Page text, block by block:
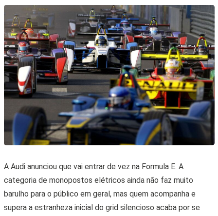
A Audi anunciou que vai entrar de vez na Formula E. A
categoria de monopostos elétricos ainda não faz muito
barulho para o público em geral, mas quem acompanha e
supera a estranheza inicial do grid silencioso acaba por se